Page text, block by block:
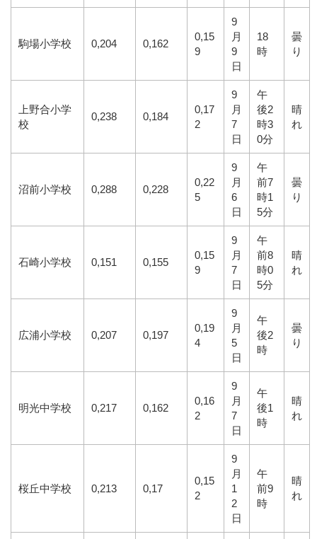
駒場小学校 0,204 0,162
0,15
9
9
月
9
日
18
時
曇
り
上野合小学
校
0,238 0,184
0,17
2
9
月
7
日
午
後2
時3
0分
晴
れ
沼前小学校 0,288 0,228
0,22
5
9
月
6
日
午
前7
時1
5分
曇
り
石崎小学校 0,151 0,155
0,15
9
9
月
7
日
午
前8
時0
5分
晴
れ
広浦小学校 0,207 0,197
0,19
4
9
月
5
日
午
後2
時
曇
り
明光中学校 0,217 0,162
0,16
2
9
月
7
日
午
後1
時
晴
れ
桜丘中学校 0,213 0,17
0,15
2
9
月
1
2
日
午
前9
時
晴
れ